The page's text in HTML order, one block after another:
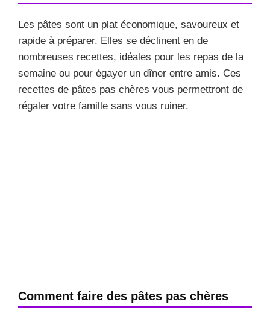
Les pâtes sont un plat économique, savoureux et
rapide à préparer. Elles se déclinent en de
nombreuses recettes, idéales pour les repas de la
semaine ou pour égayer un dîner entre amis. Ces
recettes de pâtes pas chères vous permettront de
régaler votre famille sans vous ruiner.
Comment faire des pâtes pas chères